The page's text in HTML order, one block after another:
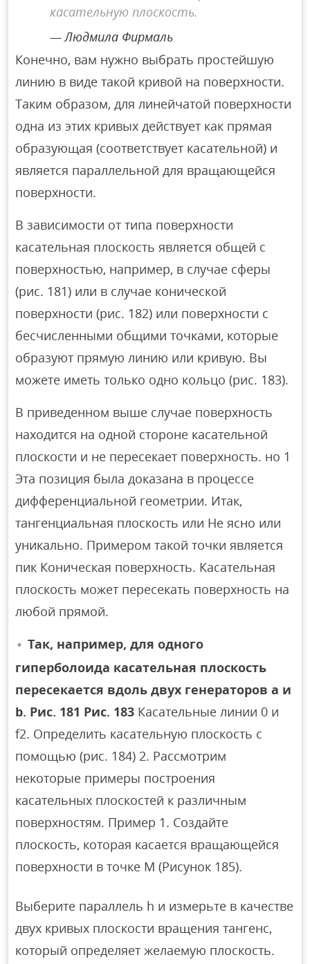
касательную плоскость.
Людмила Фирмаль
Конечно, вам нужно выбрать простейшую
линию в виде такой кривой на поверхности.
Таким образом, для линейчатой ​​поверхности
одна из этих кривых действует как прямая
образующая (соответствует касательной) и
является параллельной для вращающейся
поверхности.
В зависимости от типа поверхности
касательная плоскость является общей с
поверхностью, например, в случае сферы
(рис. 181) или в случае конической
поверхности (рис. 182) или поверхности с
бесчисленными общими точками, которые
образуют прямую линию или кривую. Вы
можете иметь только одно кольцо (рис. 183).
В приведенном выше случае поверхность
находится на одной стороне касательной
плоскости и не пересекает поверхность. но 1
Эта позиция была доказана в процессе
дифференциальной геометрии. Итак,
тангенциальная плоскость или Не ясно или
уникально. Примером такой точки является
пик Коническая поверхность. Касательная
плоскость может пересекать поверхность на
любой прямой.
Так, например, для одного
гиперболоида касательная плоскость
пересекается вдоль двух генераторов a и
b. Рис. 181 Рис. 183 Касательные линии 0 и
f2. Определить касательную плоскость с
помощью (рис. 184) 2. Рассмотрим
некоторые примеры построения
касательных плоскостей к различным
поверхностям. Пример 1. Создайте
плоскость, которая касается вращающейся
поверхности в точке M (Рисунок 185).
Выберите параллель h и измерьте в качестве
двух кривых плоскости вращения тангенс,
который определяет желаемую плоскость.